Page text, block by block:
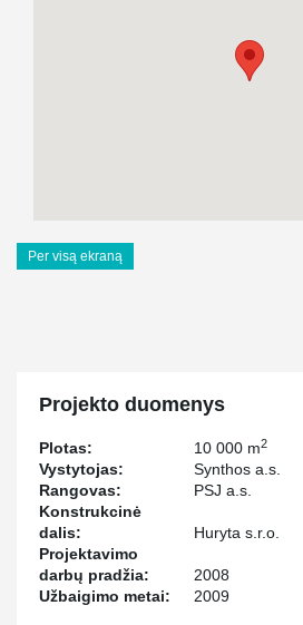
Per visą ekraną
Projekto duomenys
Plotas: 10 000 m2
Vystytojas:
Synthos a.s.
Rangovas:
PSJ a.s.
Konstrukcinė
dalis:
Huryta s.r.o.
Projektavimo
darbų pradžia:
2008
Užbaigimo metai:
2009